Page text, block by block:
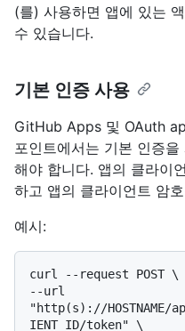
(를) 사용하면 앱에 있는
수 있습니다.
기본 인증 사용
GitHub Apps 및 OAuth
포인트에서는 기본 인증
해야 합니다. 앱의 클라이
하고 앱의 클라이언트 암
예시:
curl --request POST \
--url
"http(s)://HOSTNAME/
IENT_ID/token" \